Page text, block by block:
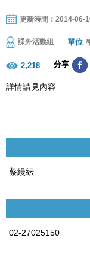
更新時間：2014-06-
課外活動組 單位
2,218 分享
詳情請見內容
蔡縵紜
02-27025150